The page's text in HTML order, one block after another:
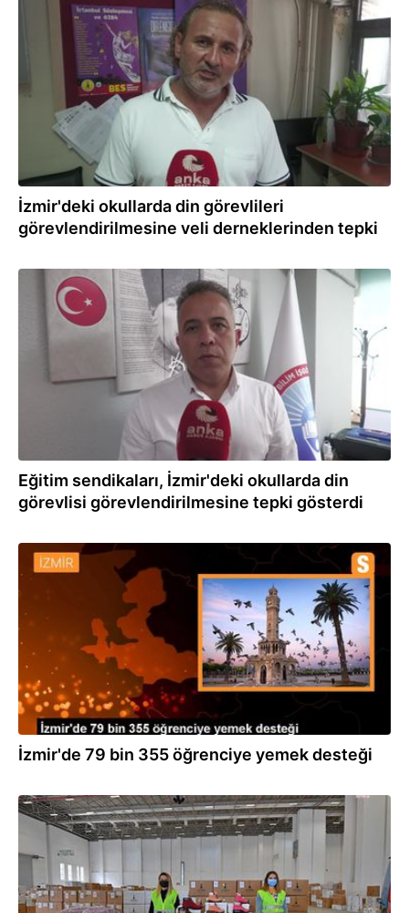
07.06.2023
İzmir'deki okullarda din görevlileri
görevlendirilmesine veli derneklerinden tepki
05.06.2023
Eğitim sendikaları, İzmir'deki okullarda din
görevlisi görevlendirilmesine tepki gösterdi
01.02.2023
İzmir'de 79 bin 355 öğrenciye yemek desteği
14.12.2022